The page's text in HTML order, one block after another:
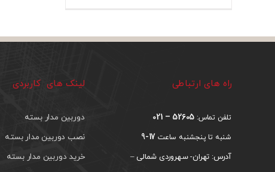
راه های ارتباطی
تلفن تماس: 52605 – 021
شنبه تا پنجشنبه ساعت 17-9
آدرس: تهران- سهروردی شمالی –
لینک های کاربردی
دوربین مدار بسته
نصب دوربین مدار بسته
خرید دوربین مدار بسته